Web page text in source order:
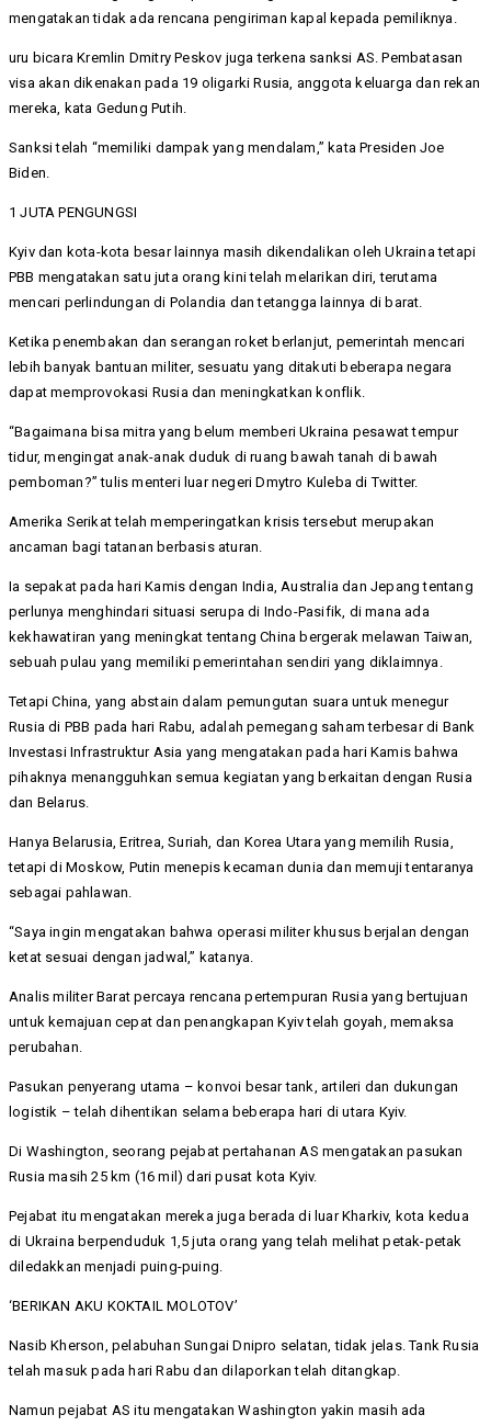
mengatakan tidak ada rencana pengiriman kapal kepada pemiliknya.
uru bicara Kremlin Dmitry Peskov juga terkena sanksi AS. Pembatasan
visa akan dikenakan pada 19 oligarki Rusia, anggota keluarga dan rekan
mereka, kata Gedung Putih.
Sanksi telah “memiliki dampak yang mendalam,” kata Presiden Joe
Biden.
1 JUTA PENGUNGSI
Kyiv dan kota-kota besar lainnya masih dikendalikan oleh Ukraina tetapi
PBB mengatakan satu juta orang kini telah melarikan diri, terutama
mencari perlindungan di Polandia dan tetangga lainnya di barat.
Ketika penembakan dan serangan roket berlanjut, pemerintah mencari
lebih banyak bantuan militer, sesuatu yang ditakuti beberapa negara
dapat memprovokasi Rusia dan meningkatkan konflik.
“Bagaimana bisa mitra yang belum memberi Ukraina pesawat tempur
tidur, mengingat anak-anak duduk di ruang bawah tanah di bawah
pemboman?” tulis menteri luar negeri Dmytro Kuleba di Twitter.
Amerika Serikat telah memperingatkan krisis tersebut merupakan
ancaman bagi tatanan berbasis aturan.
Ia sepakat pada hari Kamis dengan India, Australia dan Jepang tentang
perlunya menghindari situasi serupa di Indo-Pasifik, di mana ada
kekhawatiran yang meningkat tentang China bergerak melawan Taiwan,
sebuah pulau yang memiliki pemerintahan sendiri yang diklaimnya.
Tetapi China, yang abstain dalam pemungutan suara untuk menegur
Rusia di PBB pada hari Rabu, adalah pemegang saham terbesar di Bank
Investasi Infrastruktur Asia yang mengatakan pada hari Kamis bahwa
pihaknya menangguhkan semua kegiatan yang berkaitan dengan Rusia
dan Belarus.
Hanya Belarusia, Eritrea, Suriah, dan Korea Utara yang memilih Rusia,
tetapi di Moskow, Putin menepis kecaman dunia dan memuji tentaranya
sebagai pahlawan.
“Saya ingin mengatakan bahwa operasi militer khusus berjalan dengan
ketat sesuai dengan jadwal,” katanya.
Analis militer Barat percaya rencana pertempuran Rusia yang bertujuan
untuk kemajuan cepat dan penangkapan Kyiv telah goyah, memaksa
perubahan.
Pasukan penyerang utama – konvoi besar tank, artileri dan dukungan
logistik – telah dihentikan selama beberapa hari di utara Kyiv.
Di Washington, seorang pejabat pertahanan AS mengatakan pasukan
Rusia masih 25 km (16 mil) dari pusat kota Kyiv.
Pejabat itu mengatakan mereka juga berada di luar Kharkiv, kota kedua
di Ukraina berpenduduk 1,5 juta orang yang telah melihat petak-petak
diledakkan menjadi puing-puing.
‘BERIKAN AKU KOKTAIL MOLOTOV’
Nasib Kherson, pelabuhan Sungai Dnipro selatan, tidak jelas. Tank Rusia
telah masuk pada hari Rabu dan dilaporkan telah ditangkap.
Namun pejabat AS itu mengatakan Washington yakin masih ada